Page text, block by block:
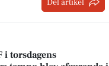
Del artikel
i torsdagens